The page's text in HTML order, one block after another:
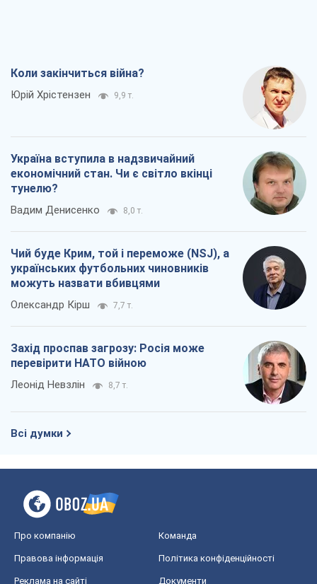
Коли закінчиться війна?
Юрій Хрістензен 9,9 т.
Україна вступила в надзвичайний
економічний стан. Чи є світло вкінці
тунелю?
Вадим Денисенко 8,0 т.
Чий буде Крим, той і переможе (NSJ), а
українських футбольних чиновників
можуть назвати вбивцями
Олександр Кірш 7,7 т.
Захід проспав загрозу: Росія може
перевірити НАТО війною
Леонід Невзлін 8,7 т.
Всі думки
Про компанію Команда
Правова інформація Політика конфіденційності
Реклама на сайті Документи